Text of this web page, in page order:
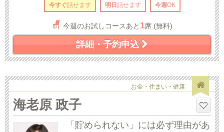
今すぐ話せます 明日 話せます 今週OK
今週のお試しコースあと 1席 (無料)
詳細・予約申込
お金・住まい・健康
海老原 政子
「貯められない」には必ず理由があ